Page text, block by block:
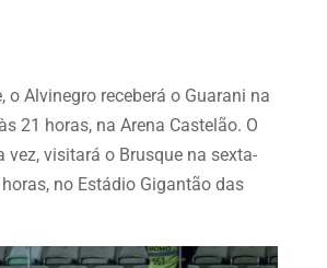
o Alvinegro receberá o Guarani na
21 horas, na Arena Castelão. O
vez, visitará o Brusque na sexta-
no Estádio Gigantão das